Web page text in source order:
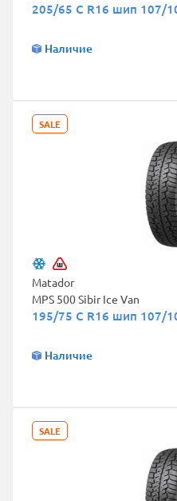
205/65 C R16 шип 107/
Наличие
SALE
Matador
MPS 500 Sibir Ice Van
195/75 C R16 шип 107/
Наличие
SALE